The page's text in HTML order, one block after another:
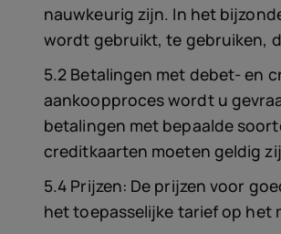
nauwkeurig zijn. In het
wordt gebruikt, te gebruiken,
5.2 Betalingen met debet- en
aankoopproces wordt u
betalingen met bepaalde
creditkaarten moeten geldig
5.4 Prijzen: De prijzen voor
het toepasselijke tarief op het